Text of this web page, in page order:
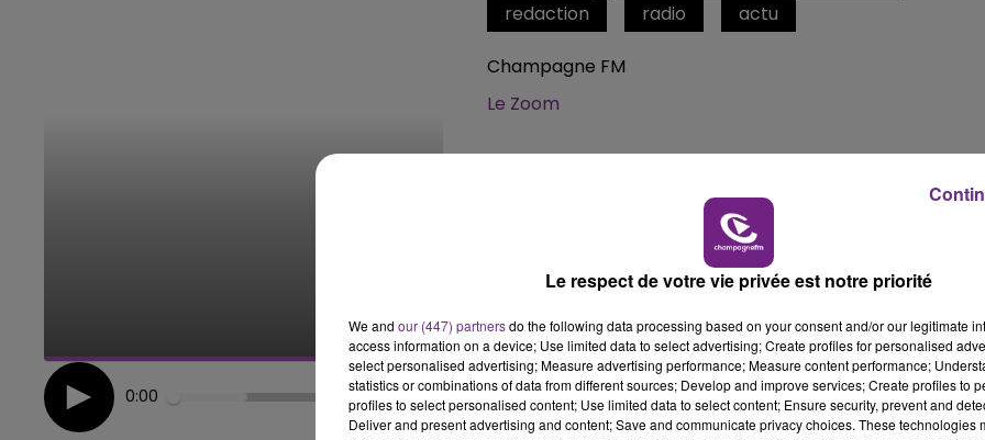
10h00 - 14h00
LE TICKET DE CAISSE
redaction
radio actu
Champagne FM
Le Zoom
0:00 2
Le respect de votre vie privée est notre priorité
We and our (447) partnersdo the following data processing based on your consent and/or our legitimate
access information on a device; Use limited data to select advertising; Create profiles for personalised
select personalised advertising; Measure advertising performance; Measure content performance;
statistics or combinations of data from different sources; Develop and improve services; Create profiles to
profiles to select personalised content; Use limited data to select content; Ensure security, prevent and
Deliver and present advertising and content; Save and communicate privacy choices. These technologies